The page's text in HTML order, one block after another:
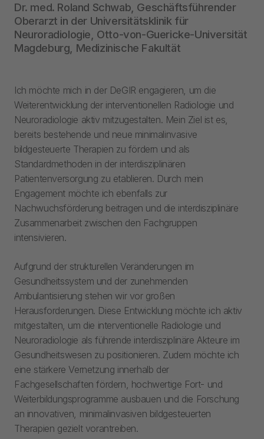
Dr. med. Roland Schwab, Geschäftsführender
Oberarzt in der Universitätsklinik für
Neuroradiologie, Otto-von-Guericke-Universität
Magdeburg, Medizinische Fakultät
Ich möchte mich in der DeGIR engagieren, um die
Weiterentwicklung der interventionellen Radiologie und
Neuroradiologie aktiv mitzugestalten. Mein Ziel ist es,
bereits bestehende und neue minimalinvasive
bildgesteuerte Therapien zu fördern und als
Standardmethoden in der interdisziplinären
Patientenversorgung zu etablieren. Durch mein
Engagement möchte ich ebenfalls zur
Nachwuchsförderung beitragen und die interdisziplinäre
Zusammenarbeit zwischen den Fachgruppen
intensivieren.
Aufgrund der strukturellen Veränderungen im
Gesundheitssystem und der zunehmenden
Ambulantisierung stehen wir vor großen
Herausforderungen. Diese Entwicklung möchte ich aktiv
mitgestalten, um die interventionelle Radiologie und
Neuroradiologie als führende interdisziplinäre Akteure im
Gesundheitswesen zu positionieren. Zudem möchte ich
eine stärkere Vernetzung innerhalb der
Fachgesellschaften fördern, hochwertige Fort- und
Weiterbildungsprogramme ausbauen und die Forschung
an innovativen, minimalinvasiven bildgesteuerten
Therapien gezielt vorantreiben.